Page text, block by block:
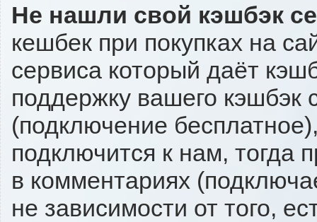
Не нашли свой кэшбэк
кешбек при покупках на
сервиса который даёт
поддержку вашего кэшбэк
(подключение
подключится к нам, тогда
в комментариях
не зависимости от того,